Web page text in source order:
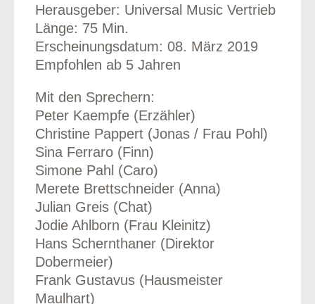
Herausgeber: Universal Music Vertrieb
Länge: 75 Min.
Erscheinungsdatum: 08. März 2019
Empfohlen ab 5 Jahren
Mit den Sprechern:
Peter Kaempfe (Erzähler)
Christine Pappert (Jonas / Frau Pohl)
Sina Ferraro (Finn)
Simone Pahl (Caro)
Merete Brettschneider (Anna)
Julian Greis (Chat)
Jodie Ahlborn (Frau Kleinitz)
Hans Schernthaner (Direktor
Dobermeier)
Frank Gustavus (Hausmeister
Maulhart)